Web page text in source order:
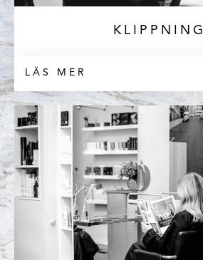
KLIPPNING
LÄS MER